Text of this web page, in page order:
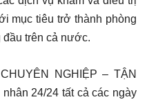
mục tiêu trở thành phòng
đầu trên cả nước.
NGHIỆP – TẬN
24/24 tất cả các ngày